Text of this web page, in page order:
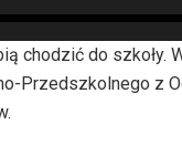
hd2880
hd2160
hd2160
hd1440
highres
hd1080
hd720
large
medium
small
tiny
chodzić do
Przedszkolnego z